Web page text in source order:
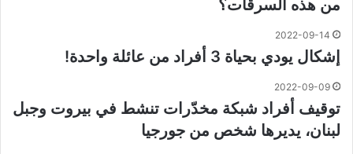
من هذه السرقات؟
2022-09-14
إشكال يودي بحياة 3 أفراد من عائلة واحدة!
2022-09-09
توقيف أفراد شبكة مخدّرات تنشط في بيروت وجبل
لبنان، يديرها شخص من جورجيا